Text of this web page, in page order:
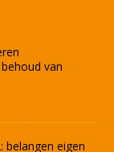
van
belangen eigen